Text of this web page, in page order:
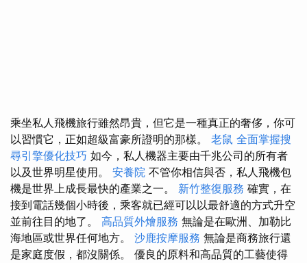
乘坐私人飛機旅行雖然昂貴，但它是一種真正的奢侈，你可
以習慣它，正如超級富豪所證明的那樣。 老鼠 全面掌握搜
尋引擎優化技巧 如今，私人機器主要由千兆公司的所有者
以及世界明星使用。 安養院 不管你相信與否，私人飛機包
機是世界上成長最快的產業之一。 新竹整復服務 確實，在
接到電話幾個小時後，乘客就已經可以以最舒適的方式升空
並前往目的地了。 高品質外燴服務 無論是在歐洲、加勒比
海地區或世界任何地方。 沙鹿按摩服務 無論是商務旅行還
是家庭度假，都沒關係。 優良的原料和高品質的工藝使得